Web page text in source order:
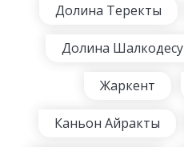
Долина Теректы
Долина Шалкодесу
Жаркент
Каньон Айракты